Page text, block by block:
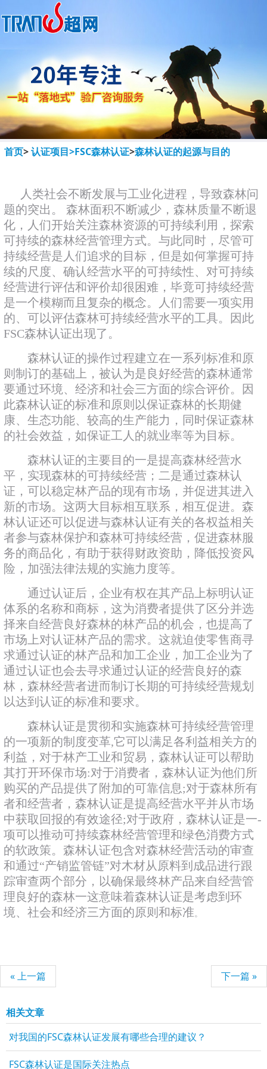
首页>认证项目>FSC森林认证>森林认证的起源与目的
人类社会不断发展与工业化进程，导致森林问
题的突出。 森林面积不断减少，森林质量不断退
化，人们开始关注森林资源的可持续利用，探索
可持续的森林经营管理方式。与此同时，尽管可
持续经营是人们追求的目标，但是如何掌握可持
续的尺度、确认经营水平的可持续性、对可持续
经营进行评估和评价却很困难，毕竟可持续经营
是一个模糊而且复杂的概念。人们需要一项实用
的、可以评估森林可持续经营水平的工具。因此
FSC森林认证出现了。
森林认证的操作过程建立在一系列标准和原
则制订的基础上，被认为是良好经营的森林通常
要通过环境、经济和社会三方面的综合评价。因
此森林认证的标准和原则以保证森林的长期健
康、生态功能、较高的生产能力，同时保证森林
的社会效益，如保证工人的就业率等为目标。
森林认证的主要目的一是提高森林经营水
平，实现森林的可持续经营；二是通过森林认
证，可以稳定林产品的现有市场，并促进其进入
新的市场。这两大目标相互联系，相互促进。森
林认证还可以促进与森林认证有关的各权益相关
者参与森林保护和森林可持续经营，促进森林服
务的商品化，有助于获得财政资助，降低投资风
险，加强法律法规的实施力度等。
通过认证后，企业有权在其产品上标明认证
体系的名称和商标，这为消费者提供了区分并选
择来自经营良好森林的林产品的机会，也提高了
市场上对认证林产品的需求。这就迫使零售商寻
求通过认证的林产品和加工企业，加工企业为了
通过认证也会去寻求通过认证的经营良好的森
林，森林经营者进而制订长期的可持续经营规划
以达到认证的标准和要求。
森林认证是贯彻和实施森林可持续经营管理
的一项新的制度变革,它可以满足各利益相关方的
利益，对于林产工业和贸易，森林认证可以帮助
其打开环保市场:对于消费者，森林认证为他们所
购买的产品提供了附加的可靠信息;对于森林所有
者和经营者，森林认证是提高经营水平并从市场
中获取回报的有效途径;对于政府，森林认证是一-
项可以推动可持续森林经营管理和绿色消费方式
的软政策。森林认证包含对森林经营活动的审查
和通过“产销监管链”对木材从原料到成品进行跟
踪审查两个部分，以确保最终林产品来自经营管
理良好的森林一这意味着森林认证是考虑到环
境、社会和经济三方面的原则和标准。
« 上一篇 下一篇 »
相关文章
对我国的FSC森林认证发展有哪些合理的建议？
FSC森林认证是国际关注热点